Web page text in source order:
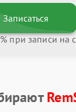
Записаться
при записи на